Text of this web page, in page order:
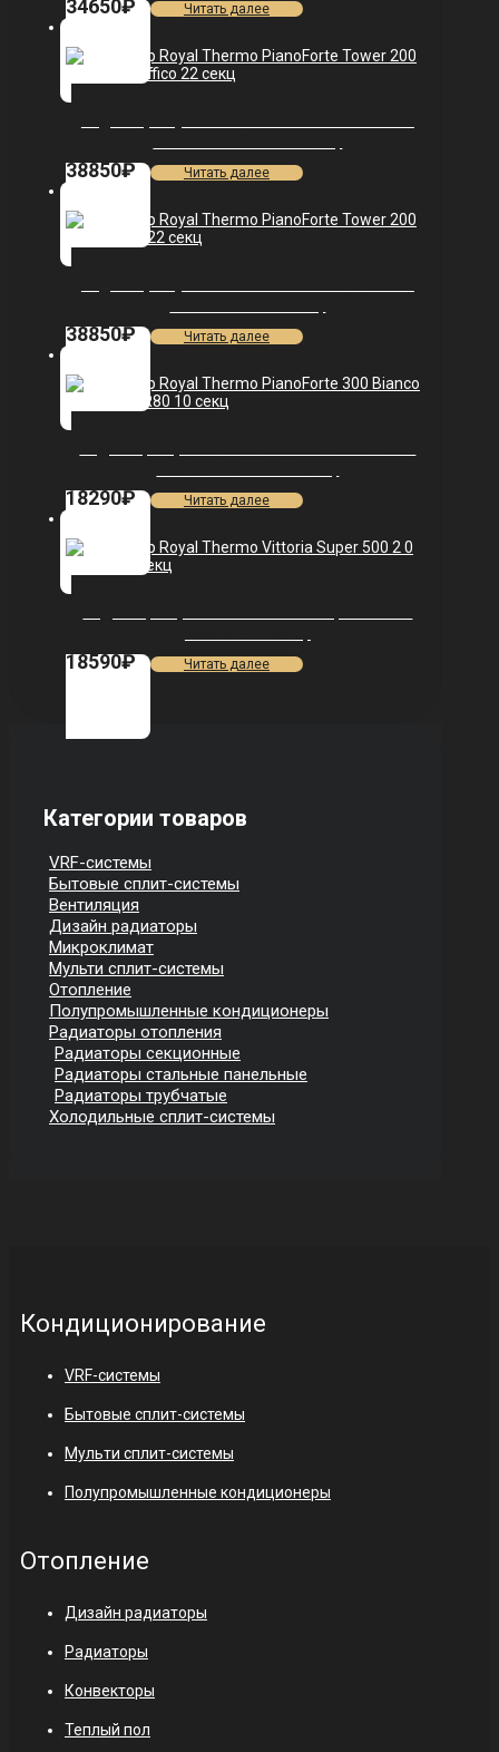
34650₽ Читать далее
38850₽ Читать далее
38850₽ Читать далее
18290₽ Читать далее
18590₽ Читать далее
Категории товаров
VRF-системы
Бытовые сплит-системы
Вентиляция
Дизайн радиаторы
Микроклимат
Мульти сплит-системы
Отопление
Полупромышленные кондиционеры
Радиаторы отопления
Радиаторы секционные
Радиаторы стальные панельные
Радиаторы трубчатые
Холодильные сплит-системы
Кондиционирование
VRF-системы
Бытовые сплит-системы
Мульти сплит-системы
Полупромышленные кондиционеры
Отопление
Дизайн радиаторы
Радиаторы
Конвекторы
Теплый пол